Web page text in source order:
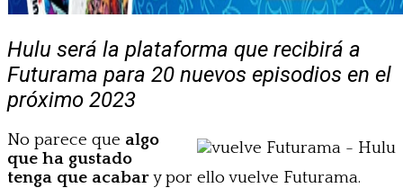
Hulu será la plataforma que recibirá a
Futurama para 20 nuevos episodios en el
próximo 2023
No parece que algo
que ha gustado
tenga que acabary por ello vuelve Futurama.